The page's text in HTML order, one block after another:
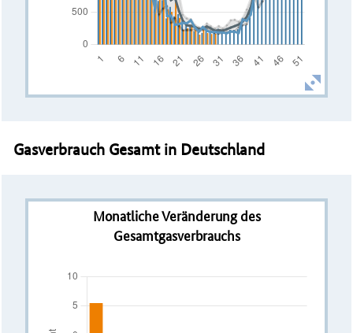
Gasverbrauch Gesamt in Deutschland
Monatliche Veränderung des
Gesamtgasverbrauchs